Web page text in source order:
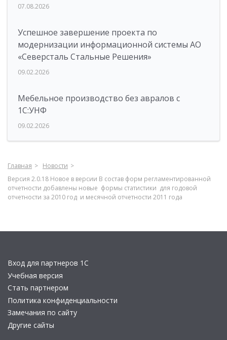
07.08.2026
Успешное завершение проекта по
модернизации информационной системы АО
«Северсталь Стальные Решения»
09.02.2026
Мебельное производство без авралов с
1С:УНФ
09.02.2026
Главная
Новости
Версия 2.0.18 Новое в версии В состав форм регламентированной
отчетности добавлены новые формы статистики для годовой
отчетности за 2010 год и месячной отчетности 2011 года
Вход для партнеров 1С
Учебная версия
Стать партнером
Политика конфиденциальности
Замечания по сайту
Другие сайты